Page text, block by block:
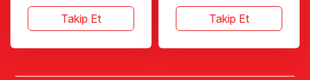
Takip Et Takip Et